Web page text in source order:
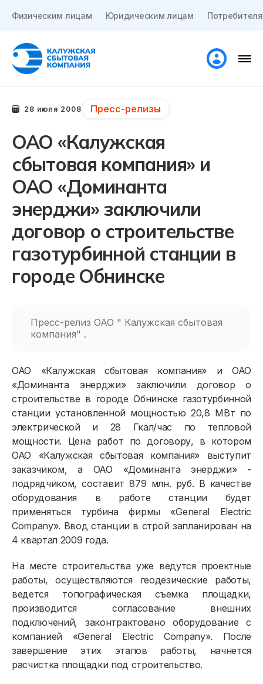
Физическим лицам Юридическим лицам
28 июля 2008 Пресс-релизы
ОАО «Калужская
сбытовая компания» и
ОАО «Доминанта
энерджи» заключили
договор о строительстве
газотурбинной станции в
городе Обнинске
Пресс-релиз ОАО " Калужская сбытовая
компания" .
ОАО «Калужская сбытовая компания» и ОАО
«Доминанта энерджи» заключили договор о
строительстве в городе Обнинске газотурбинной
станции установленной мощностью 20,8 МВт по
электрической и 28 Гкал/час по тепловой
мощности. Цена работ по договору, в котором
ОАО «Калужская сбытовая компания» выступит
заказчиком, а ОАО «Доминанта энерджи» -
подрядчиком, составит 879 млн. руб. В качестве
оборудования в работе станции будет
применяться турбина фирмы «General Electric
Company». Ввод станции в строй запланирован на
4 квартал 2009 года.
На месте строительства уже ведутся проектные
работы, осуществляются геодезические работы,
ведется топографическая съемка площадки,
производится согласование внешних
подключений, законтрактовано оборудование с
компанией «General Electric Company». После
завершение этих этапов работы, начнется
расчистка площадки под строительство.